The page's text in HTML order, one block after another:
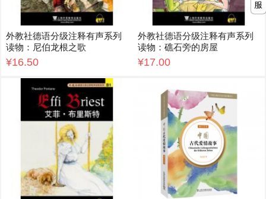
外教社德语分级注释有声系列
读物：尼伯龙根之歌
¥16.50
外教社德语分级注释有声系列
读物：礁石旁的房屋
¥17.00
服